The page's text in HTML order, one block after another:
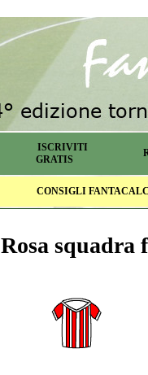
ISCRIVITI
GRATIS
CONSIGLI
Rosa squadra